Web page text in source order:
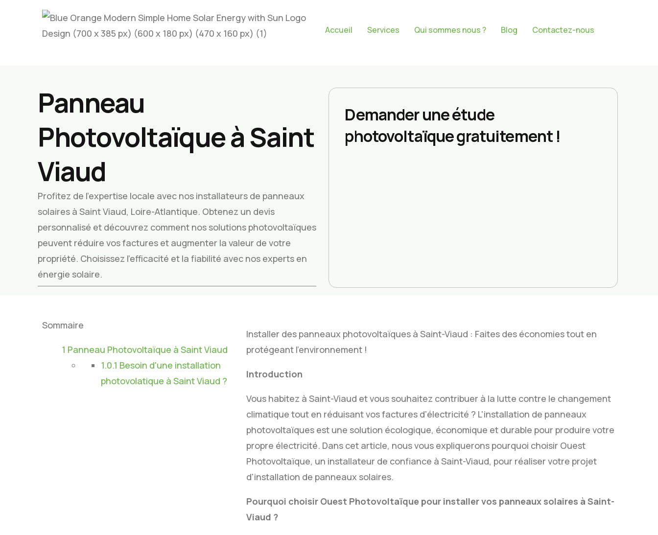
Accueil Services Qui sommes nous ? Blog Contactez-nous
Panneau
Photovoltaïque à Saint
Viaud
Profitez de l’expertise locale avec nos installateurs de panneaux
solaires à Saint Viaud, Loire-Atlantique. Obtenez un devis
personnalisé et découvrez comment nos solutions photovoltaïques
peuvent réduire vos factures et augmenter la valeur de votre
propriété. Choisissez l’efficacité et la fiabilité avec nos experts en
énergie solaire.
Demander une étude
photovoltaïque gratuitement !
Sommaire
1 Panneau Photovoltaïque à Saint Viaud
1.0.1 Besoin d'une installation
photovolatique à Saint Viaud ?
Installer des panneaux photovoltaïques à Saint-Viaud : Faites des économies tout en
protégeant l'environnement !
Introduction
Vous habitez à Saint-Viaud et vous souhaitez contribuer à la lutte contre le changement
climatique tout en réduisant vos factures d'électricité ? L'installation de panneaux
photovoltaïques est une solution écologique, économique et durable pour produire votre
propre électricité. Dans cet article, nous vous expliquerons pourquoi choisir Ouest
Photovoltaïque, un installateur de confiance à Saint-Viaud, pour réaliser votre projet
d'installation de panneaux solaires.
Pourquoi choisir Ouest Photovoltaïque pour installer vos panneaux solaires à Saint-
Viaud ?